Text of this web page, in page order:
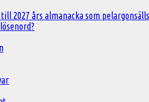
2027 års almanacka som